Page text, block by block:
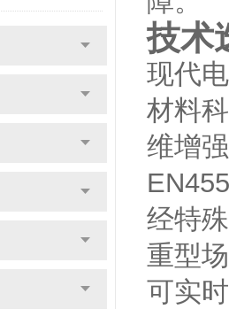
技术
现代
材料
维增
经特
重型
可实